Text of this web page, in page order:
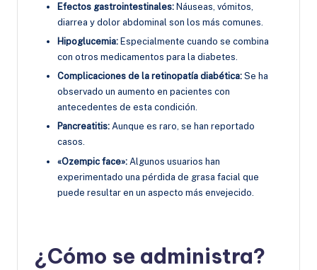
Efectos gastrointestinales: Náuseas, vómitos,
diarrea y dolor abdominal son los más comunes.
Hipoglucemia: Especialmente cuando se combina
con otros medicamentos para la diabetes.
Complicaciones de la retinopatía diabética: Se ha
observado un aumento en pacientes con
antecedentes de esta condición.
Pancreatitis: Aunque es raro, se han reportado
casos.
«Ozempic face»: Algunos usuarios han
experimentado una pérdida de grasa facial que
puede resultar en un aspecto más envejecido.
¿Cómo se administra?